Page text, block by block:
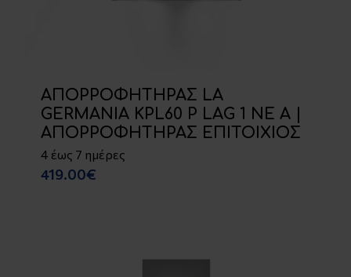
ΑΠΟΡΡΟΦΗΤΗΡΑΣ LA
GERMANIA KPL60 P LAG 1 NE A |
ΑΠΟΡΡΟΦΗΤΗΡΑΣ ΕΠΙΤΟΙΧΙΟΣ
4 έως 7 ημέρες
419.00€